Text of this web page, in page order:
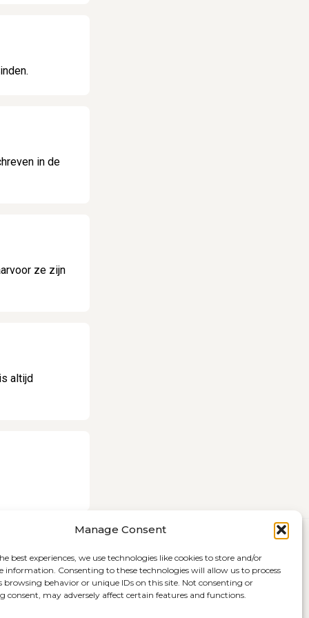
Manage Consent
best experiences, we use technologies like cookies to store and/or
information. Consenting to these technologies will allow us to process
browsing behavior or unique IDs on this site. Not consenting or
consent, may adversely affect certain features and functions.
in de
ze zijn
altijd